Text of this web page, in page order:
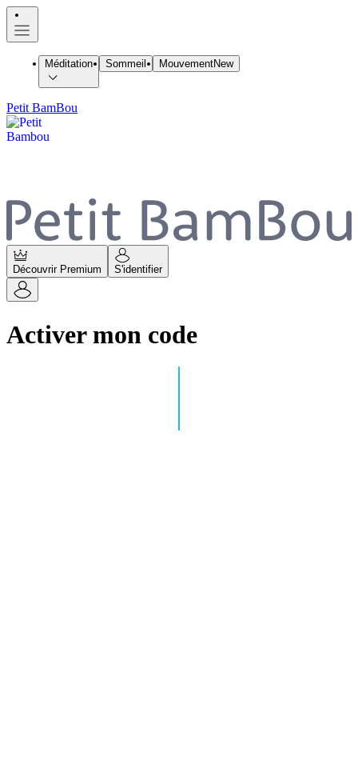
Méditation Sommeil MouvementNew
Petit BamBou
Découvrir Premium S'identifier
Activer mon code